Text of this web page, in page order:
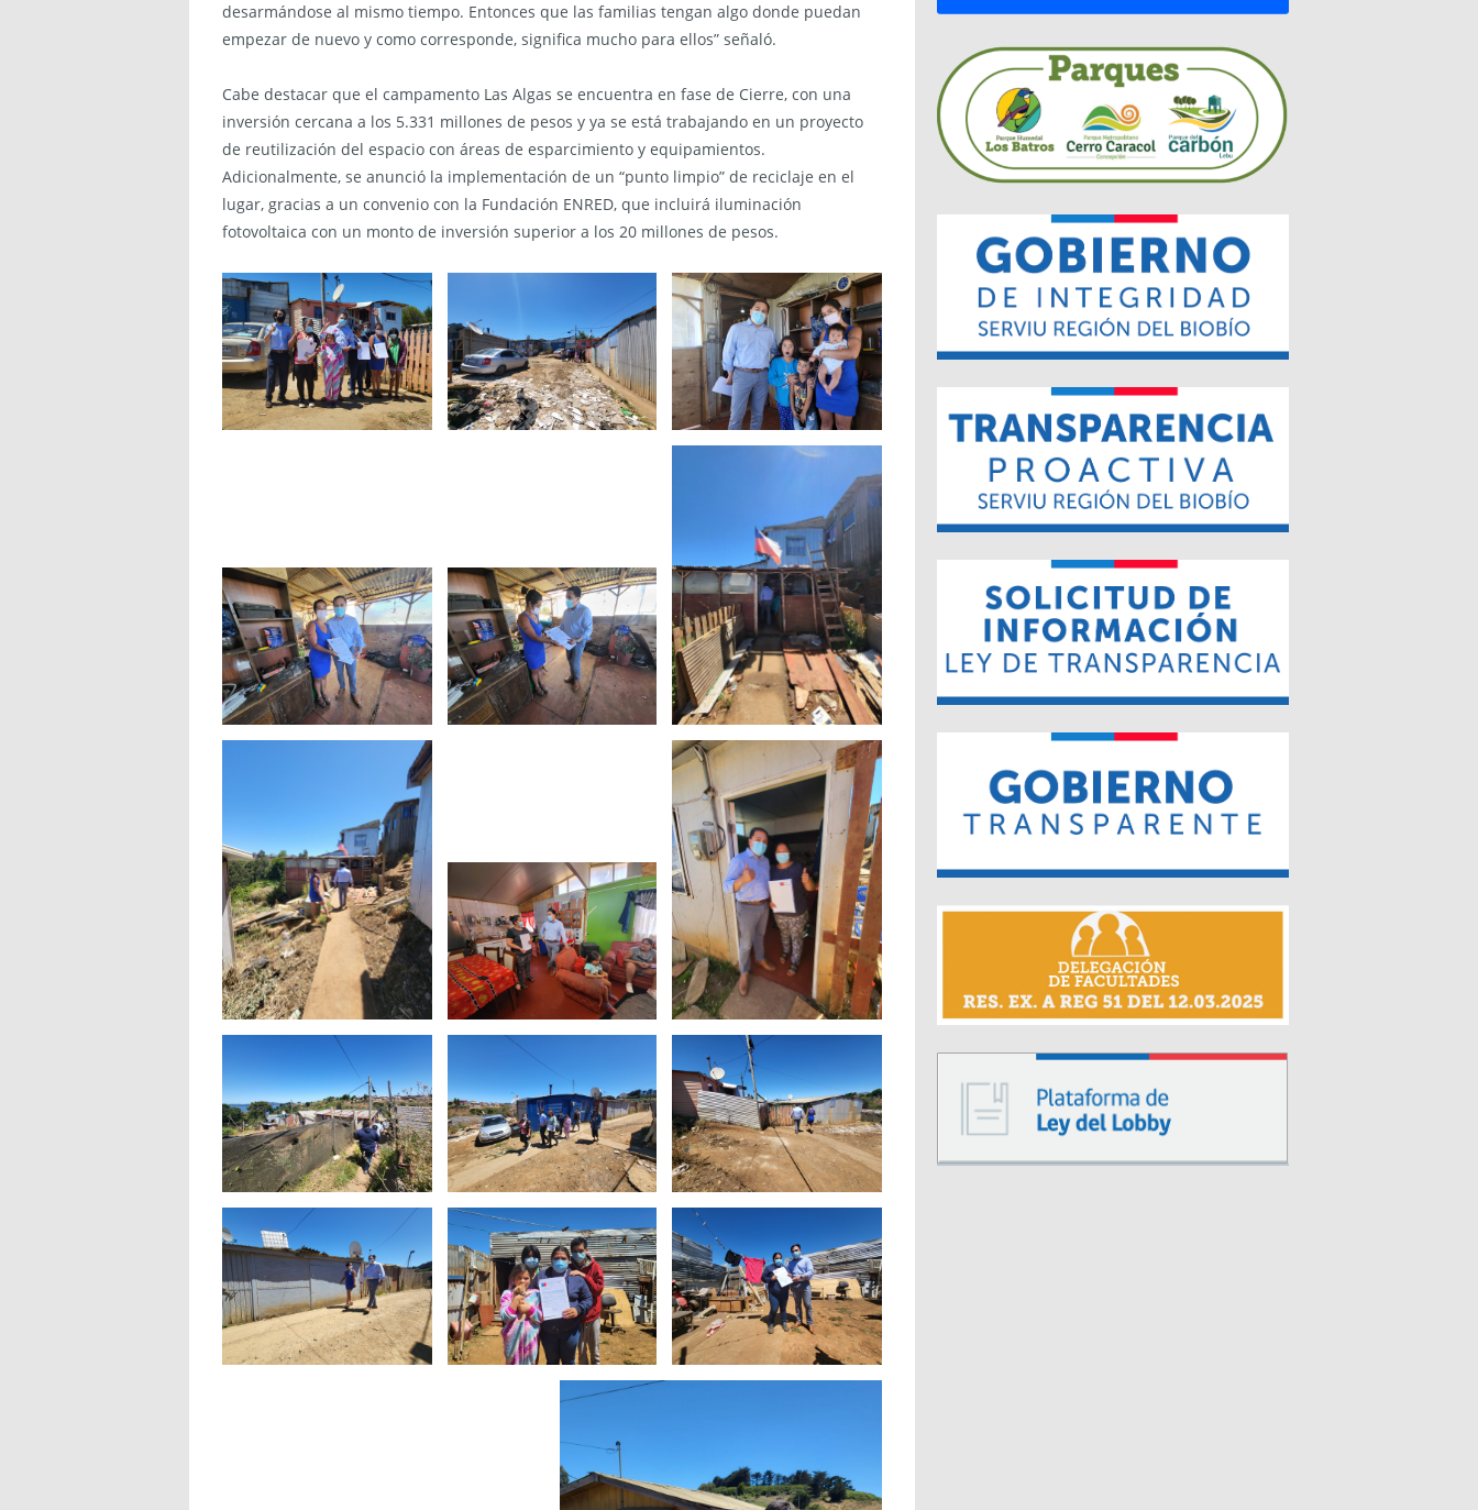
desarmándose al mismo tiempo. Entonces que las familias tengan algo donde puedan
empezar de nuevo y como corresponde, significa mucho para ellos” señaló.
Cabe destacar que el campamento Las Algas se encuentra en fase de Cierre, con una
inversión cercana a los 5.331 millones de pesos y ya se está trabajando en un proyecto
de reutilización del espacio con áreas de esparcimiento y equipamientos.
Adicionalmente, se anunció la implementación de un “punto limpio” de reciclaje en el
lugar, gracias a un convenio con la Fundación ENRED, que incluirá iluminación
fotovoltaica con un monto de inversión superior a los 20 millones de pesos.